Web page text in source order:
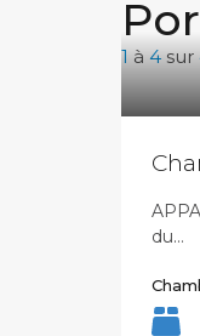
1 à4 sur
du…